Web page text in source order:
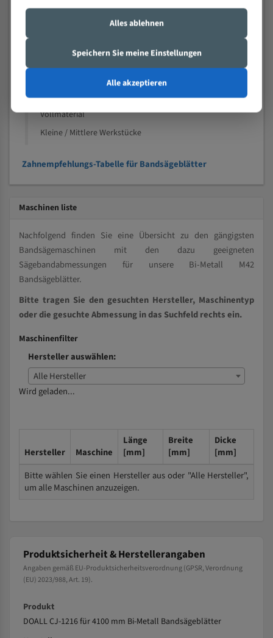
Nichteisenmetalle
Speziell entwickelt für Profile / Rohre
Vollmaterial
Kleine / Mittlere Werkstücke
Zahnempfehlungs-Tabelle für Bandsägeblätter
Maschinen liste
Nachfolgend finden Sie eine Übersicht zu den gängigsten
Bandsägemaschinen mit den dazu geeigneten
Sägebandabmessungen für unsere Bi-Metall M42
Bandsägeblätter.
Bitte tragen Sie den gesuchten Hersteller, Maschinentyp
oder die gesuchte Abmessung in das Suchfeld rechts ein.
Maschinenfilter
Hersteller auswählen:
Alle Hersteller
Wird geladen...
Hersteller Maschine
Länge
[mm]
Breite
[mm]
Dicke
[mm]
Bitte wählen Sie einen Hersteller aus oder "Alle Hersteller",
um alle Maschinen anzuzeigen.
Produktsicherheit & Herstellerangaben
Angaben gemäß EU-Produktsicherheitsverordnung (GPSR, Verordnung
(EU) 2023/988, Art. 19).
Produkt
DOALL CJ-1216 für 4100 mm Bi-Metall Bandsägeblätter
Alles ablehnen
Speichern Sie meine Einstellungen
Alle akzeptieren